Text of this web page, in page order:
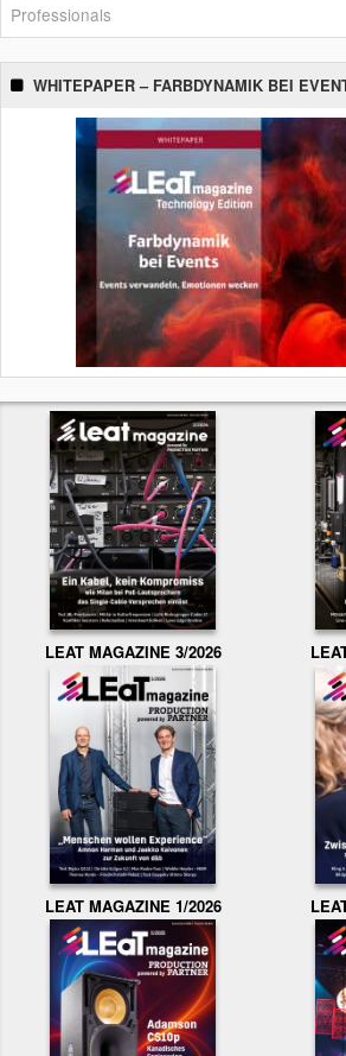
Professionals
WHITEPAPER – FARBDYNAMIK BEI
LEAT MAGAZINE 3/2026
LEAT MAGAZINE 1/2026